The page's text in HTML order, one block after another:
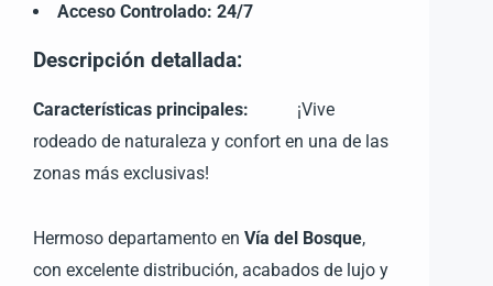
Acceso Controlado: 24/7
Descripción detallada:
Características principales: ¡Vive
rodeado de naturaleza y confort en una de las
zonas más exclusivas!
Hermoso departamento en Vía del Bosque,
con excelente distribución, acabados de lujo y